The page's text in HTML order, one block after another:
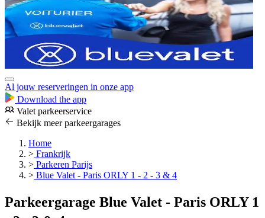
Al jouw reserveringen in onze app
Download the app
Valet parkeerservice
Bekijk meer parkeergarages
Home
> Frankrijk
> Parkeren Parijs
> Blue Valet - Paris ORLY 1 - 2 - 3 & 4
Parkeergarage Blue Valet - Paris ORLY 1